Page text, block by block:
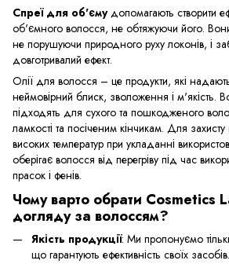
Спреї для об'ємудопомагають створити
об'ємного волосся, не обтяжуючи його.
не порушуючи природного руху локонів, і
довготривалий ефект.
Олії для волосся – це продукти, які
неймовірний блиск, зволоження і м'якість.
підходять для сухого та пошкодженого
ламкості та посіченим кінчикам. Для
високих температур при укладанні
оберігає волосся від перегріву під час
прасок і фенів.
Чому варто обрати Cosmetics
догляду за волоссям?
Якість продукції: Ми пропонуємо
що гарантують ефективність своїх засобів.